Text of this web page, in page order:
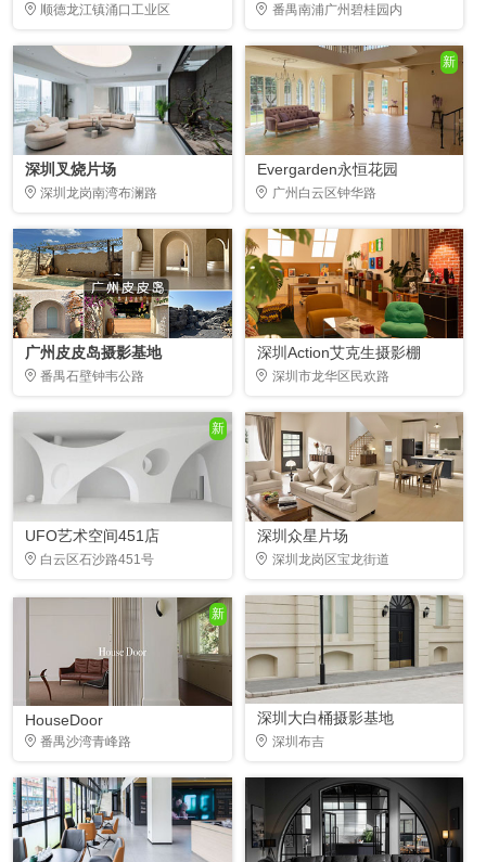
顺德龙江镇涌口工业区 番禺南浦广州碧桂园内
深圳叉烧片场
深圳龙岗南湾布澜路
新
Evergarden永恒花园
广州白云区钟华路
广州皮皮岛摄影基地
番禺石壁钟韦公路
深圳Action艾克生摄影棚
深圳市龙华区民欢路
新
UFO艺术空间451店
白云区石沙路451号
深圳众星片场
深圳龙岗区宝龙街道
新
HouseDoor
番禺沙湾青峰路
深圳大白桶摄影基地
深圳布吉